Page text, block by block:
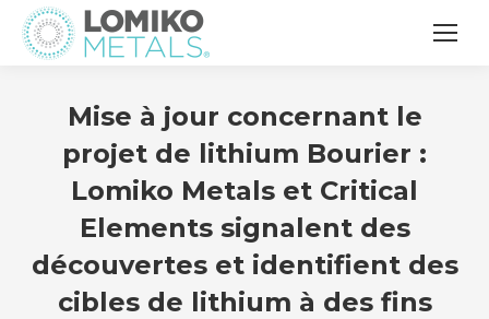
Mise à jour concernant le
projet de lithium Bourier :
Lomiko Metals et Critical
Elements signalent des
découvertes et identifient des
cibles de lithium à des fins